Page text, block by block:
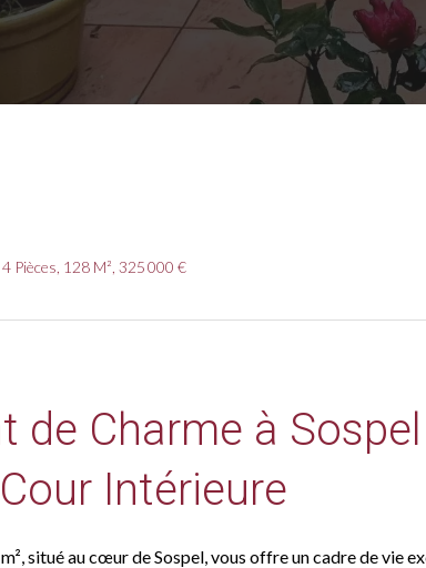
Pièces, 128 M², 325 000 €
de Charme à
Cour Intérieure
situé au cœur de Sospel, vous offre un cadre de vie